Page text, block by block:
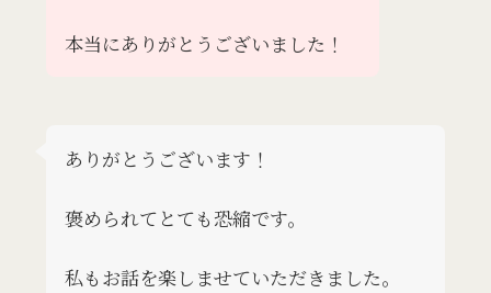
本当にありがとうございました！
ありがとうございます！
褒められてとても恐縮です。
私もお話を楽しませていただきました。